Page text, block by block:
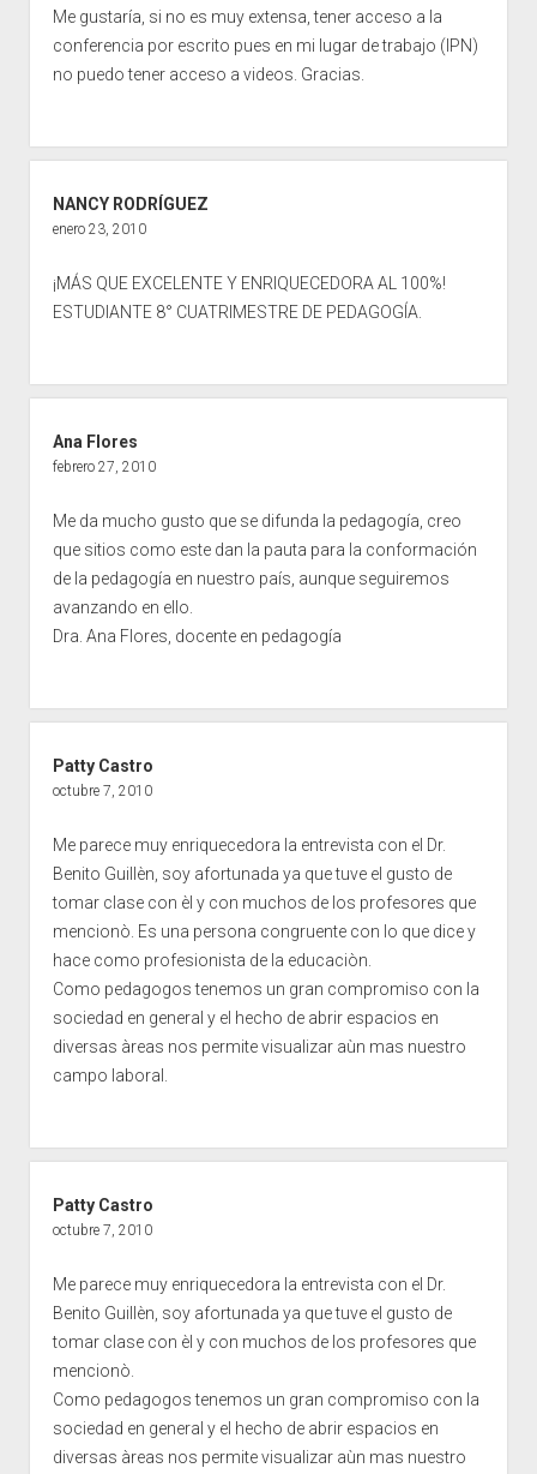
Me gustaría, si no es muy extensa, tener acceso a la
conferencia por escrito pues en mi lugar de trabajo (IPN)
no puedo tener acceso a videos. Gracias.
NANCY RODRÍGUEZ
enero 23, 2010
¡MÁS QUE EXCELENTE Y ENRIQUECEDORA AL 100%!
ESTUDIANTE 8° CUATRIMESTRE DE PEDAGOGÍA.
Ana Flores
febrero 27, 2010
Me da mucho gusto que se difunda la pedagogía, creo
que sitios como este dan la pauta para la conformación
de la pedagogía en nuestro país, aunque seguiremos
avanzando en ello.
Dra. Ana Flores, docente en pedagogía
Patty Castro
octubre 7, 2010
Me parece muy enriquecedora la entrevista con el Dr.
Benito Guillèn, soy afortunada ya que tuve el gusto de
tomar clase con èl y con muchos de los profesores que
mencionò. Es una persona congruente con lo que dice y
hace como profesionista de la educaciòn.
Como pedagogos tenemos un gran compromiso con la
sociedad en general y el hecho de abrir espacios en
diversas àreas nos permite visualizar aùn mas nuestro
campo laboral.
Patty Castro
octubre 7, 2010
Me parece muy enriquecedora la entrevista con el Dr.
Benito Guillèn, soy afortunada ya que tuve el gusto de
tomar clase con èl y con muchos de los profesores que
mencionò.
Como pedagogos tenemos un gran compromiso con la
sociedad en general y el hecho de abrir espacios en
diversas àreas nos permite visualizar aùn mas nuestro